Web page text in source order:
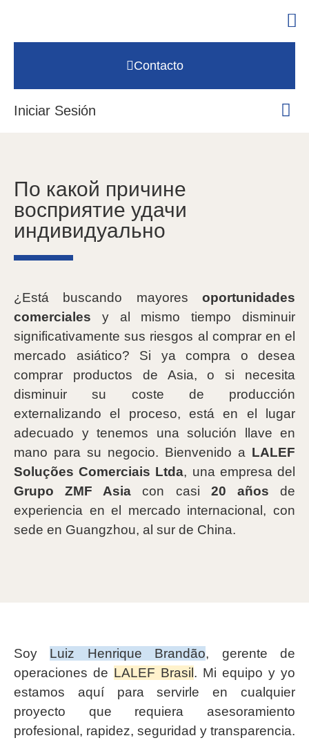
Contacto
Iniciar Sesión
По какой причине
восприятие удачи
индивидуально
¿Está buscando mayores oportunidades
comerciales y al mismo tiempo disminuir
significativamente sus riesgos al comprar en el
mercado asiático? Si ya compra o desea
comprar productos de Asia, o si necesita
disminuir su coste de producción
externalizando el proceso, está en el lugar
adecuado y tenemos una solución llave en
mano para su negocio. Bienvenido a LALEF
Soluções Comerciais Ltda, una empresa del
Grupo ZMF Asia con casi 20 años de
experiencia en el mercado internacional, con
sede en Guangzhou, al sur de China.
Soy Luiz Henrique Brandão, gerente de
operaciones de LALEF Brasil. Mi equipo y yo
estamos aquí para servirle en cualquier
proyecto que requiera asesoramiento
profesional, rapidez, seguridad y transparencia.